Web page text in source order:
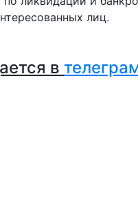
лиц.
в